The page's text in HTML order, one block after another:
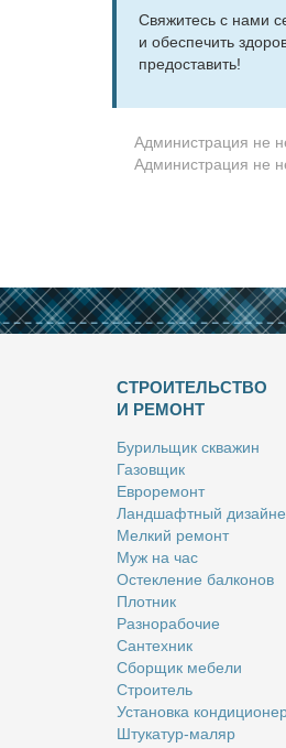
Свя­жи­тесь с на­ми
и обес­пе­чить
предо­ста­вить!
Администрация не
Администрация не
СТРОИТЕЛЬСТВО
И РЕМОНТ
Бу­риль­щик сква­жин
Га­зов­щик
Ев­ро­ре­монт
Ланд­шафт­ный
Мел­кий ре­монт
Муж на час
Остек­ле­ние бал­ко­нов
Плот­ник
Раз­но­ра­бо­чие
Сан­тех­ник
Сбор­щик ме­бе­ли
Стро­и­тель
Уста­нов­ка
Шту­ка­тур-ма­ляр